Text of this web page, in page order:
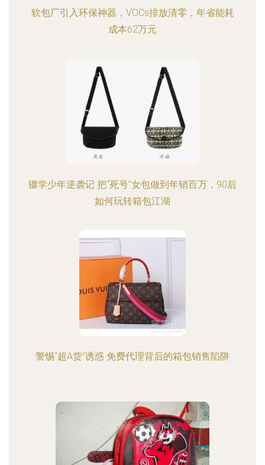
软包厂引入环保神器，VOCs排放清零，年省能耗
成本62万元
辍学少年逆袭记 把“死号”女包做到年销百万，90后
如何玩转箱包江湖
警惕“超A货”诱惑 免费代理背后的箱包销售陷阱